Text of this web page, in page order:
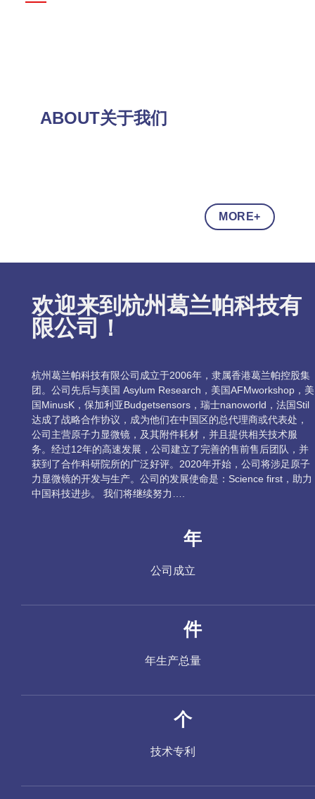
ABOUT关于我们
MORE+
欢迎来到杭州葛兰帕科技有
限公司！
杭州葛兰帕科技有限公司成立于2006年，隶属香港葛兰帕控股集
团。公司先后与美国 Asylum Research，美国AFMworkshop，美
国MinusK，保加利亚Budgetsensors，瑞士nanoworld，法国Stil
达成了战略合作协议，成为他们在中国区的总代理商或代表处，
公司主营原子力显微镜，及其附件耗材，并且提供相关技术服
务。经过12年的高速发展，公司建立了完善的售前售后团队，并
获到了合作科研院所的广泛好评。2020年开始，公司将涉足原子
力显微镜的开发与生产。公司的发展使命是：Science first，助力
中国科技进步。 我们将继续努力….
年
公司成立
件
年生产总量
个
技术专利